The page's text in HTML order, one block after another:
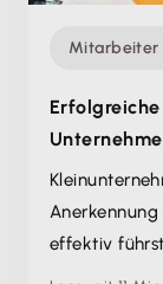
Mitarbeiter
effektiv